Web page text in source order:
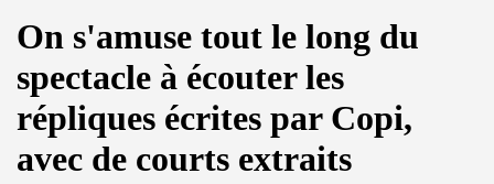
On s'amuse tout le long du
spectacle à écouter les
répliques écrites par Copi,
avec de courts extraits
???" et "Psycho Tropical Berlin") le 5 juillet 2015 au
(2015) : chronique detaillee.
le 4 mai 2015 au PALAIS DES SPORTS (Paris) :
le 3 avril 2015 a LA BOULE NOIRE (Paris) : compte